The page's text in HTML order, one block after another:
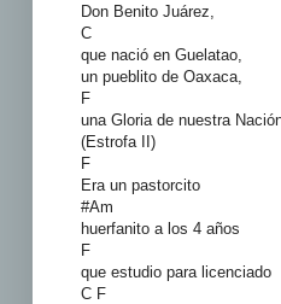
Don Benito Juárez,
C
que nació en Guelatao,
un pueblito de Oaxaca,
F
una Gloria de nuestra
(Estrofa II)
F
Era un pastorcito
#Am
huerfanito a los 4 años
F
que estudio para licenciado
C F